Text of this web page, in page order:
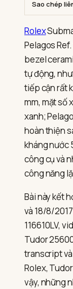
Sao chép
Rolex
Pelagos
bezel
tự động,
tiếp cận rất
mm, mặt số
xanh;
hoàn thiện
kháng nước
công cụ và
công năng
Bài này kết
và 18/8/
116610LV,
Tudor
transcript
Rolex,
vậy, những